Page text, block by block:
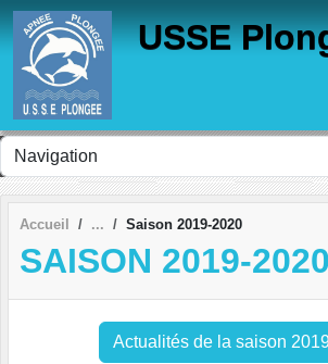
USSE
Accueil Saison 2019-2020
SAISON 2019-2020
Actualités de la saison
Panneau de gestion des cookies